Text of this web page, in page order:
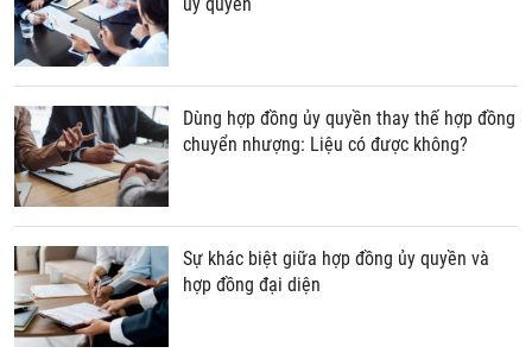
ủy quyền
Dùng hợp đồng ủy quyền thay thế hợp đồng
chuyển nhượng: Liệu có được không?
Sự khác biệt giữa hợp đồng ủy quyền và
hợp đồng đại diện